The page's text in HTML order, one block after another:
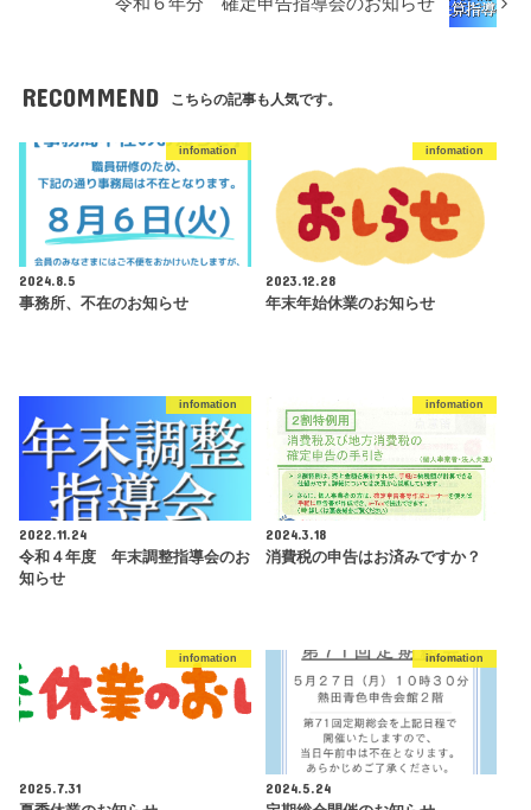
RECOMMEND こちらの記事も人気です。
infomation
2024.8.5
事務所、不在のお知らせ
infomation
2023.12.28
年末年始休業のお知らせ
infomation
2022.11.24
令和４年度 年末調整指導会のお
知らせ
infomation
2024.3.18
消費税の申告はお済みですか？
infomation
2025.7.31
infomation
2024.5.24